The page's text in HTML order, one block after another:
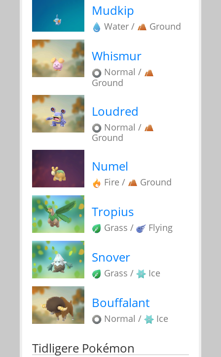
Mudkip
Water / Ground
Whismur
Normal /
Ground
Loudred
Normal /
Ground
Numel
Fire / Ground
Tropius
Grass / Flying
Snover
Grass / Ice
Bouffalant
Normal / Ice
Tidligere Pokémon